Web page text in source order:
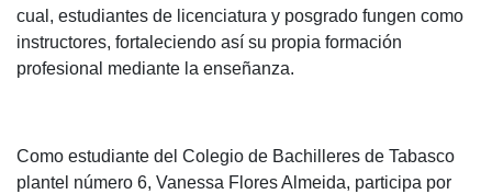
cual, estudiantes de licenciatura y posgrado fungen como
instructores, fortaleciendo así su propia formación
profesional mediante la enseñanza.
Como estudiante del Colegio de Bachilleres de Tabasco
plantel número 6, Vanessa Flores Almeida, participa por